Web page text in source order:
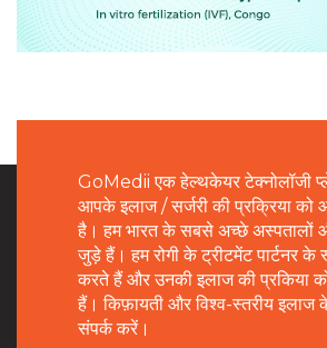
GoMedii एक हेल्थकेयर टेक्नोलॉजी
आपके इलाज / सर्जरी की प्रक्रिया को
है। हम भारत के सबसे अच्छे अस्पतालों
जुड़े हैं। हम रोगी के ट्रीटमेंट पार्टनर के
करते हैं और उनकी इलाज की प्रकिया
हैं। किफ़ायती और विश्व-स्तरीय इलाज
संपर्क करें।